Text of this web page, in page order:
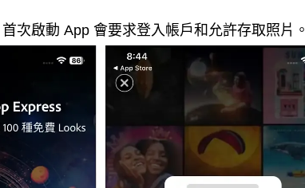
次啟動 App 會要求登入帳戶和允許存取照片。